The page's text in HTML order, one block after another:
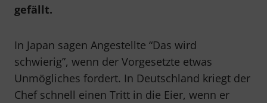
gefällt.
In Japan sagen Angestellte “Das wird
schwierig”, wenn der Vorgesetzte etwas
Unmögliches fordert. In Deutschland kriegt der
Chef schnell einen Tritt in die Eier, wenn er